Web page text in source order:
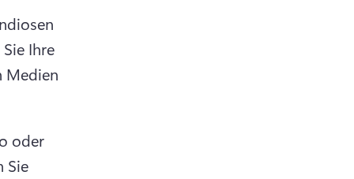
Ihre
Medien
oder
Sie